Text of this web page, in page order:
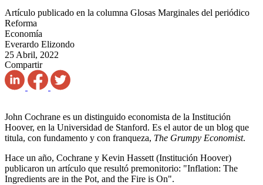
Artículo publicado en la columna Glosas Marginales del periódico
Reforma
Economía
Everardo Elizondo
25 Abril, 2022
Compartir
John Cochrane es un distinguido economista de la Institución
Hoover, en la Universidad de Stanford. Es el autor de un blog que
titula, con fundamento y con franqueza, The Grumpy Economist.
Hace un año, Cochrane y Kevin Hassett (Institución Hoover)
publicaron un artículo que resultó premonitorio: "Inflation: The
Ingredients are in the Pot, and the Fire is On".